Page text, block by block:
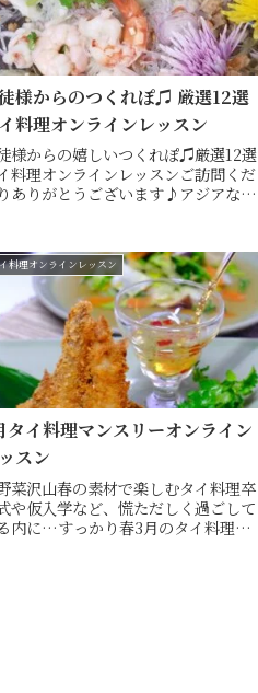
様からのつくれぽ♫ 厳選12選
料理オンラインレッスン
様からの嬉しいつくれぽ♫厳選12選
料理オンラインレッスンご訪問くだ
ありがとうございます♪アジアな雰
Hiroko's Thai Table (ヒロコズ
料理オンラインレッスン
タイ料理マンスリーオンライン
スン
菜沢山春の素材で楽しむタイ料理卒
や仮入学など、慌ただしく過ごして
内に…すっかり春3月のタイ料理マ